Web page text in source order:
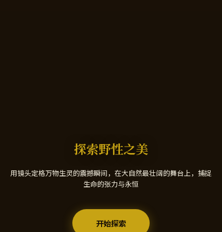
探索野性之美
用镜头定格万物生灵的震撼瞬间，在大自然最壮阔的舞台上，捕捉
生命的张力与永恒
开始探索